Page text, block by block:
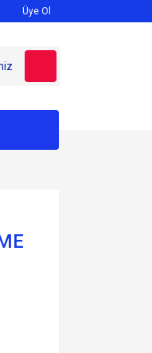
Üye Ol